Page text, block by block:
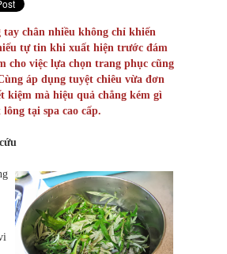
tay chân nhiều không chỉ khiến
tự tin khi xuất hiện trước đám
cho việc lựa chọn trang phục cũng
áp dụng tuyệt chiêu vừa đơn
kiệm mà hiệu quả chẳng kém gì
tại spa cao cấp.